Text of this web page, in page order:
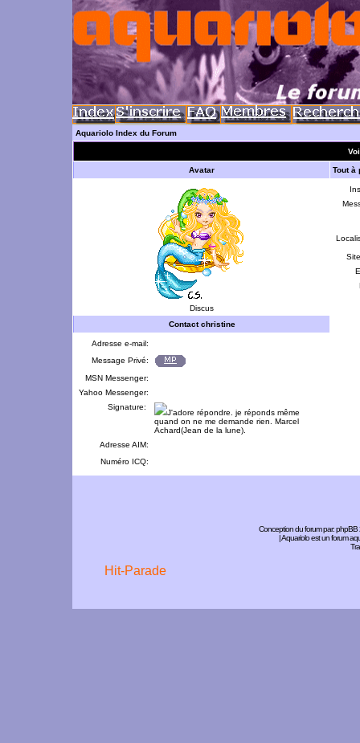
Aquariolo Index du Forum
Avatar Tout à
Discus
Contact christine
Adresse e-mail:
Message Privé:
MSN Messenger:
Yahoo Messenger:
Signature:
J'adore répondre. je réponds même
quand on ne me demande rien. Marcel
Achard(Jean de la lune).
Adresse AIM:
Numéro ICQ:
Conception du forum par:phpBB
| Aquariolo est un forum